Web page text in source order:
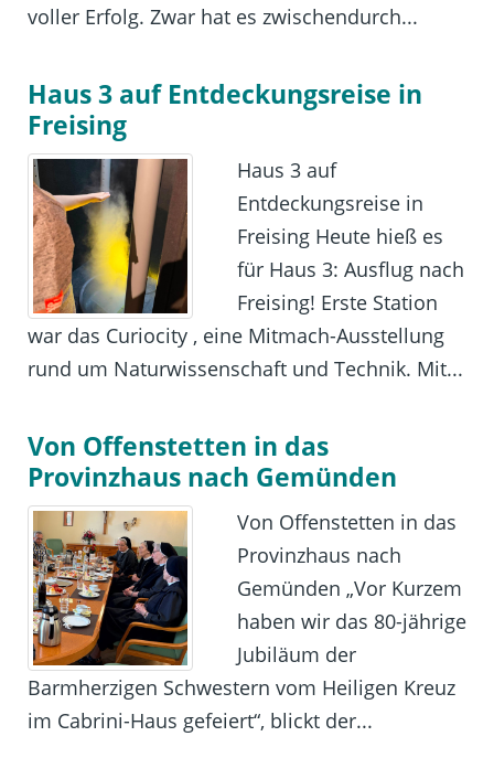
voller Erfolg. Zwar hat es zwischendurch...
Haus 3 auf Entdeckungsreise in
Freising
Haus 3 auf
Entdeckungsreise in
Freising Heute hieß es
für Haus 3: Ausflug nach
Freising! Erste Station
war das Curiocity , eine Mitmach-Ausstellung
rund um Naturwissenschaft und Technik. Mit...
Von Offenstetten in das
Provinzhaus nach Gemünden
Von Offenstetten in das
Provinzhaus nach
Gemünden „Vor Kurzem
haben wir das 80-jährige
Jubiläum der
Barmherzigen Schwestern vom Heiligen Kreuz
im Cabrini-Haus gefeiert“, blickt der...